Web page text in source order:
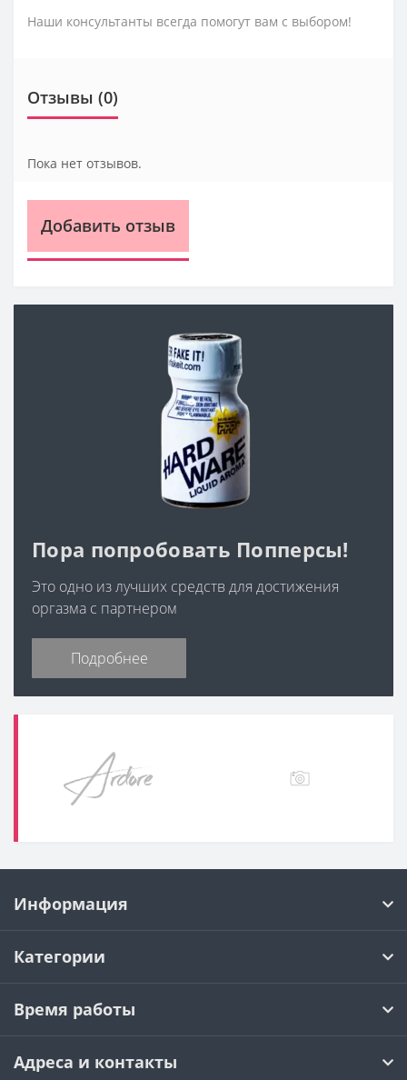
Наши консультанты всегда помогут вам с выбором!
Отзывы (0)
Пока нет отзывов.
Добавить отзыв
Пора попробовать Попперсы!
Это одно из лучших средств для достижения
оргазма с партнером
Подробнее
Информация
Категории
Время работы
Адреса и контакты